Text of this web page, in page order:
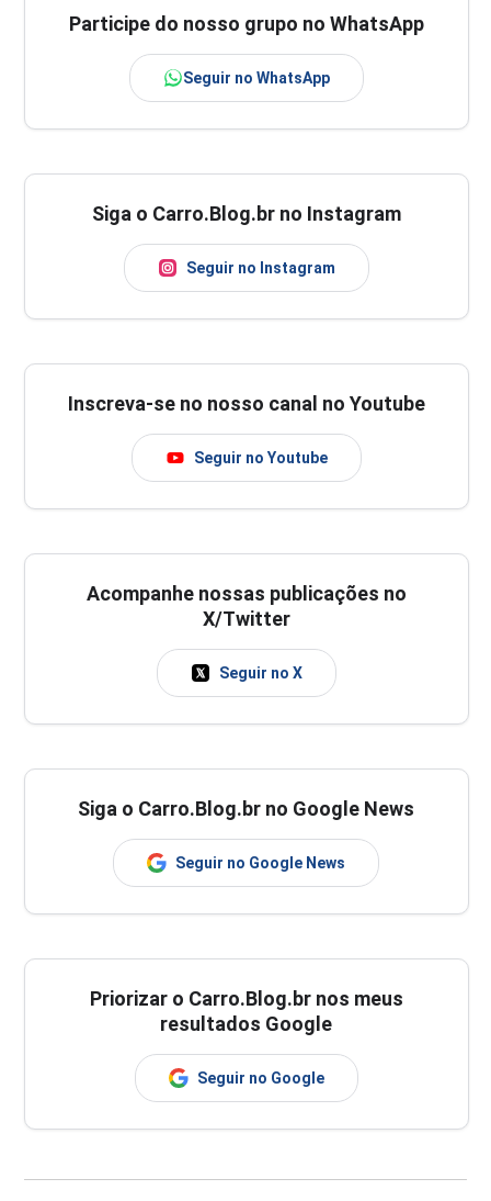
Participe do nosso grupo no WhatsApp
Seguir no WhatsApp
Siga o Carro.Blog.br no Instagram
Seguir no Instagram
Inscreva-se no nosso canal no Youtube
Seguir no Youtube
Acompanhe nossas publicações no
X/Twitter
Seguir no X
Siga o Carro.Blog.br no Google News
Seguir no Google News
Priorizar o Carro.Blog.br nos meus
resultados Google
Seguir no Google